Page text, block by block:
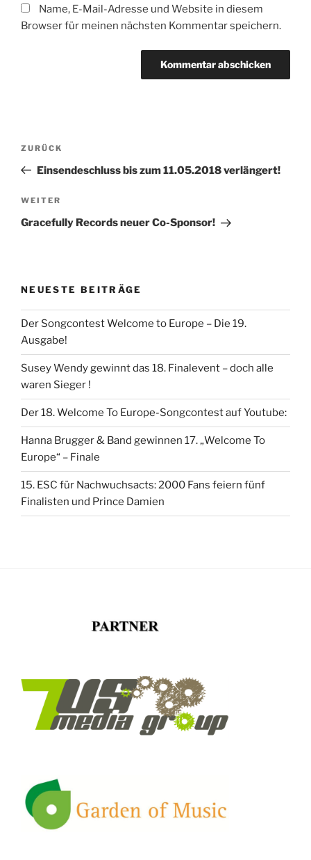
Name, E-Mail-Adresse und Website in diesem
Browser für meinen nächsten Kommentar speichern.
Beitragsnavigation
Vorheriger
Beitrag
ZURÜCK
Einsendeschluss bis zum 11.05.2018 verlängert!
Nächster
Beitrag
WEITER
Gracefully Records neuer Co-Sponsor!
NEUESTE BEITRÄGE
Der Songcontest Welcome to Europe – Die 19.
Ausgabe!
Susey Wendy gewinnt das 18. Finalevent – doch alle
waren Sieger !
Der 18. Welcome To Europe-Songcontest auf Youtube:
Hanna Brugger & Band gewinnen 17. „Welcome To
Europe“ – Finale
15. ESC für Nachwuchsacts: 2000 Fans feiern fünf
Finalisten und Prince Damien